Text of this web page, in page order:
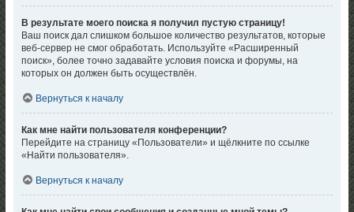
В результате моего поиска я получил пустую страницу!
Ваш поиск дал слишком большое количество результатов, которые
веб-сервер не смог обработать. Используйте «Расширенный
поиск», более точно задавайте условия поиска и форумы, на
которых он должен быть осуществлён.
Вернуться к началу
Как мне найти пользователя конференции?
Перейдите на страницу «Пользователи» и щёлкните по ссылке
«Найти пользователя».
Вернуться к началу